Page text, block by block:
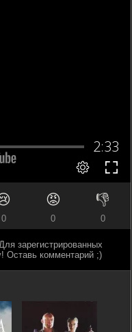
0
😡
0
👎
0
зарегистрированных
Оставь комментарий ;)